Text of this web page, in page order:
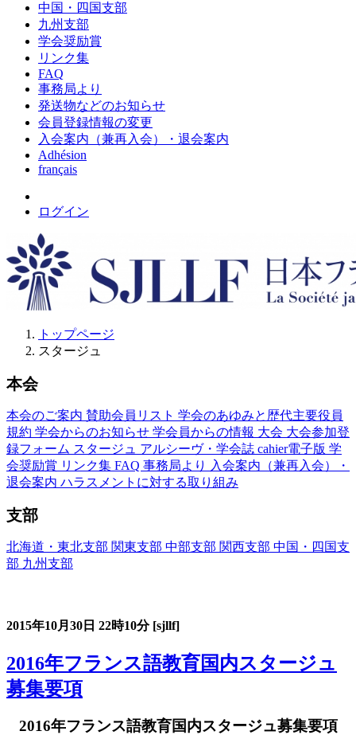
中国・四国支部
九州支部
学会奨励賞
リンク集
FAQ
事務局より
発送物などのお知らせ
会員登録情報の変更
入会案内（兼再入会）・退会案内
Adhésion
français
ログイン
トップページ
スタージュ
本会
本会のご案内 賛助会員リスト 学会のあゆみと歴代主要役員
規約 学会からのお知らせ 学会員からの情報 大会 大会参加登
録フォーム スタージュ アルシーヴ・学会誌 cahier電子版 学
会奨励賞 リンク集 FAQ 事務局より
入会案内（兼再入会）・
退会案内 ハラスメントに対する取り組み
支部
北海道・東北支部 関東支部 中部支部 関西支部 中国・四国支
部 九州支部
2015年10月30日 22時10分 [sjllf]
2016年フランス語教育国内スタージュ
募集要項
2016年フランス語教育国内スタージュ募集要項